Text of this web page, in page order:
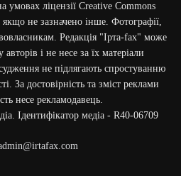
умовах ліцензії Creative Commons
не зазначено інше. Фотографії,
Редакція "Ірта-fax" може
і не несе за їх матеріали
не підлягають спростуванню
За достовірність та зміст реклами
несе рекламодавець.
Ідентифікатор медіа - R40-06709